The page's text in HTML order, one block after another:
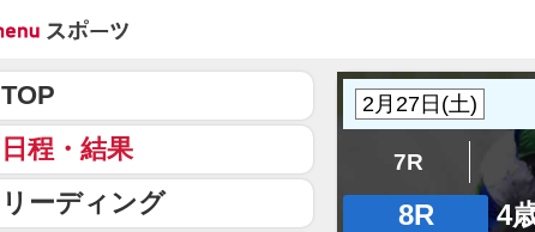
7R
8R 4
TOP
日程・結果
リーディング